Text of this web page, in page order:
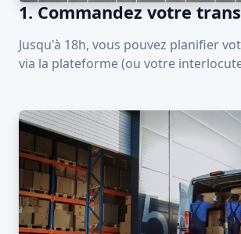
1. Commandez votre
Jusqu'à 18h, vous pouvez planifier
via la plateforme (ou votre